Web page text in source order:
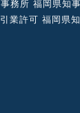
務所 福岡県知
業許可 福岡県